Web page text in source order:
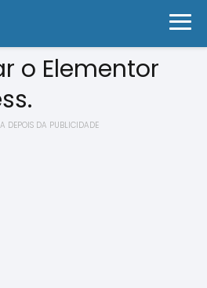
o Elementor
DEPOIS DA PUBLICIDADE